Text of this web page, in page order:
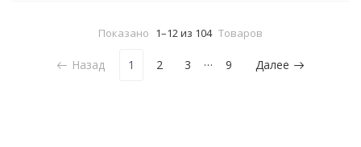
Показано 1–12 из 104 Товаров
Назад 1 2 3 … 9 Далее